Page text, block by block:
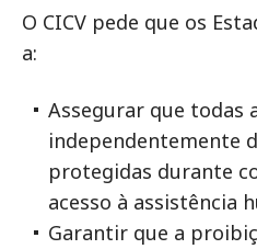
O CICV pede que os
a:
Assegurar que todas
independentemente
protegidas durante
acesso à assistência
Garantir que a